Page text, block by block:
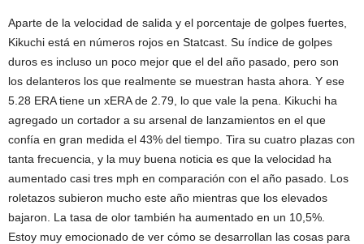
Aparte de la velocidad de salida y el porcentaje de golpes fuertes,
Kikuchi está en números rojos en Statcast. Su índice de golpes
duros es incluso un poco mejor que el del año pasado, pero son
los delanteros los que realmente se muestran hasta ahora. Y ese
5.28 ERA tiene un xERA de 2.79, lo que vale la pena. Kikuchi ha
agregado un cortador a su arsenal de lanzamientos en el que
confía en gran medida el 43% del tiempo. Tira su cuatro plazas con
tanta frecuencia, y la muy buena noticia es que la velocidad ha
aumentado casi tres mph en comparación con el año pasado. Los
roletazos subieron mucho este año mientras que los elevados
bajaron. La tasa de olor también ha aumentado en un 10,5%.
Estoy muy emocionado de ver cómo se desarrollan las cosas para